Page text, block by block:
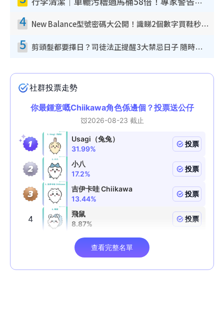
行李清潔｜車轆污糟過馬桶58倍！專家警告忌用酒精抹 教1招免污手除菌
4 New Balance型號密碼大公開！識睇2個數字買鞋秒知功能免中伏 附5大熱門鞋款
5 剪頭髮都要擇日？司徒法正提醒3大禁忌日子 隨時剪走財運！呢日剪髮恐「剪壽命」？